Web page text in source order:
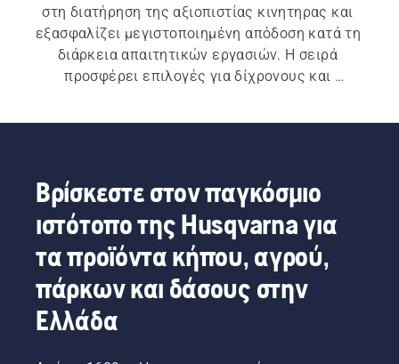
στη διατήρηση της αξιοπιστίας κινητηρας και
εξασφαλίζει μεγιστοποιημένη απόδοση κατά τη
διάρκεια απαιτητικών εργασιών. Η σειρά
προσφέρει επιλογές για δίχρονους και
Βρίσκεστε στον παγκόσμιο
ιστότοπο της Husqvarna για
τα προϊόντα κήπου, αγρού,
πάρκων και δάσους στην
Ελλάδα